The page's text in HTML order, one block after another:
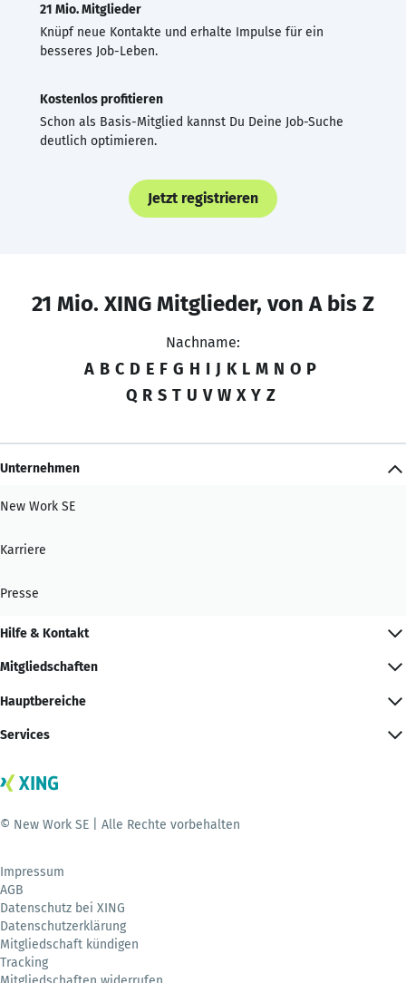
21 Mio. Mitglieder
Knüpf neue Kontakte und erhalte Impulse für ein
besseres Job-Leben.
Kostenlos profitieren
Schon als Basis-Mitglied kannst Du Deine Job-Suche
deutlich optimieren.
Jetzt registrieren
21 Mio. XING Mitglieder, von A bis Z
Nachname:
A B C D E F G H I J K L M N O P
Q R S T U V W X Y Z
Unternehmen
New Work SE
Karriere
Presse
Hilfe & Kontakt
Mitgliedschaften
Hauptbereiche
Services
© New Work SE | Alle Rechte vorbehalten
Impressum
AGB
Datenschutz bei XING
Datenschutzerklärung
Mitgliedschaft kündigen
Tracking